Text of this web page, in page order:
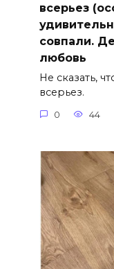
всерьез
совпали.
любовь
Не сказать,
всерьез.
0 44